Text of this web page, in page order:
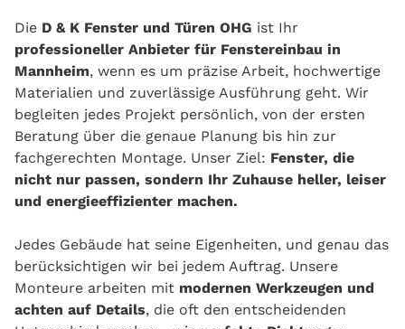
Die D & K Fenster und Türen OHG ist Ihr
professioneller Anbieter für Fenstereinbau in
Mannheim, wenn es um präzise Arbeit, hochwertige
Materialien und zuverlässige Ausführung geht. Wir
begleiten jedes Projekt persönlich, von der ersten
Beratung über die genaue Planung bis hin zur
fachgerechten Montage. Unser Ziel: Fenster, die
nicht nur passen, sondern Ihr Zuhause heller, leiser
und energieeffizienter machen.
Jedes Gebäude hat seine Eigenheiten, und genau das
berücksichtigen wir bei jedem Auftrag. Unsere
Monteure arbeiten mit modernen Werkzeugen und
achten auf Details, die oft den entscheidenden